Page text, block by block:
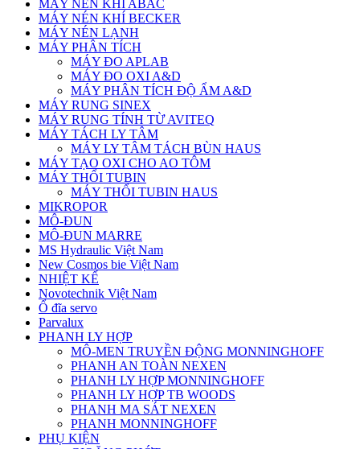
MÁY NÉN KHÍ ABAC
MÁY NÉN KHÍ BECKER
MÁY NÉN LẠNH
MÁY PHÂN TÍCH
MÁY ĐO APLAB
MÁY ĐO OXI A&D
MÁY PHÂN TÍCH ĐỘ ẨM A&D
MÁY RUNG SINEX
MÁY RUNG TÍNH TỪ AVITEQ
MÁY TÁCH LY TÂM
MÁY LY TÂM TÁCH BÙN HAUS
MÁY TẠO OXI CHO AO TÔM
MÁY THỔI TUBIN
MÁY THỔI TUBIN HAUS
MIKROPOR
MÔ-ĐUN
MÔ-ĐUN MARRE
MS Hydraulic Việt Nam
New Cosmos bie Việt Nam
NHIỆT KẾ
Novotechnik Việt Nam
Ổ đĩa servo
Parvalux
PHANH LY HỢP
MÔ-MEN TRUYỀN ĐỘNG MONNINGHOFF
PHANH AN TOÀN NEXEN
PHANH LY HỢP MONNINGHOFF
PHANH LY HỢP TB WOODS
PHANH MA SÁT NEXEN
PHANH MONNINGHOFF
PHỤ KIỆN